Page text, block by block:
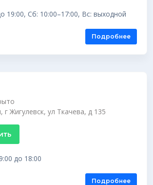
19:00, Сб: 10:00–17:00, Вс: выходной
Подробнее
г Жигулевск, ул Ткачева, д 135
до 18:00
Подробнее